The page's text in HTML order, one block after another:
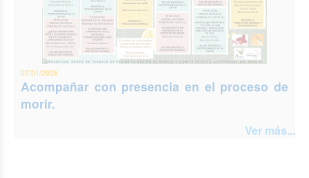
07/01/2026
Acompañar con presencia en el proceso de
morir.
Ver más...